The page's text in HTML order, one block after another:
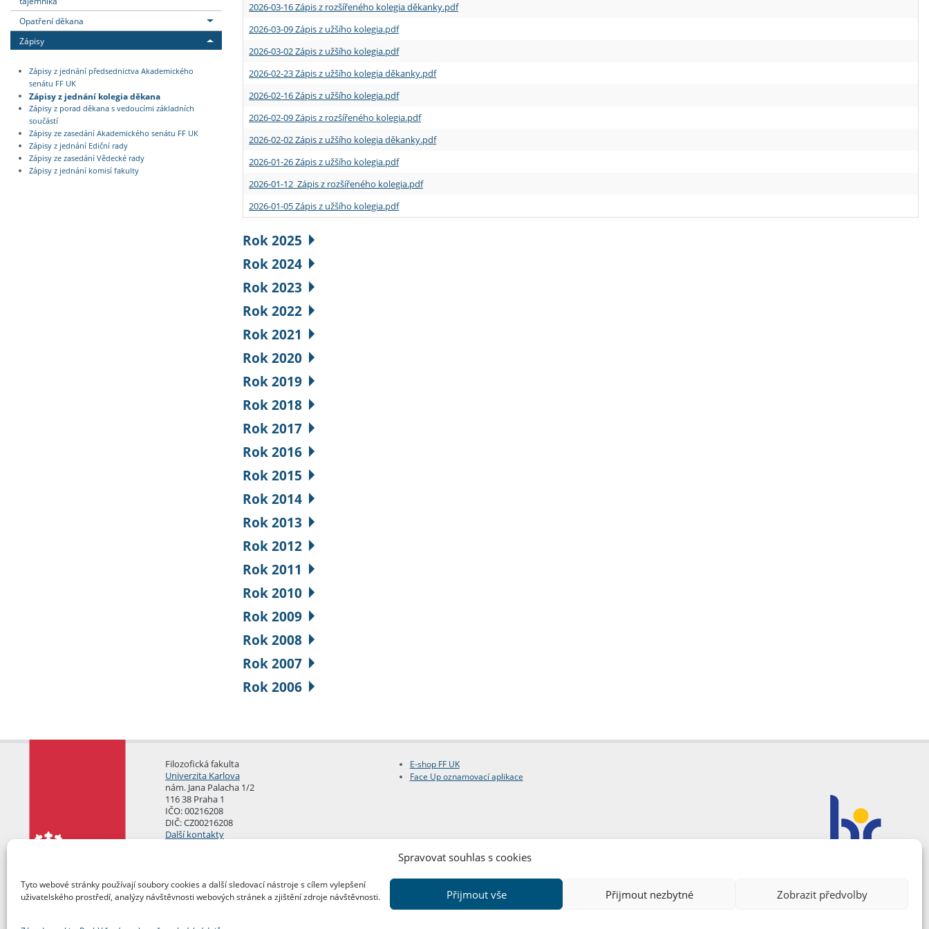
Spravovat souhlas s cookies
Tyto webové stránky používají soubory cookies a další sledovací nástroje s cílem vylepšení
uživatelského prostředí, analýzy návštěvnosti webových stránek a zjištění zdroje návštěvnosti.
Přijmout vše Přijmout nezbytné Zobrazit předvolby
Opatření děkana
Zápisy
Zápisy z jednání předsednictva Akademického
senátu FF UK
Zápisy z jednání kolegia děkana
Zápisy z porad děkana s vedoucími základních
součástí
Zápisy ze zasedání Akademického senátu FF UK
Zápisy z jednání Ediční rady
Zápisy ze zasedání Vědecké rady
Zápisy z jednání komisí fakulty
2026-03-16 Zápis z rozšířeného kolegia děkanky.pdf
2026-03-09 Zápis z užšího kolegia.pdf
2026-03-02 Zápis z užšího kolegia.pdf
2026-02-23 Zápis z užšího kolegia děkanky.pdf
2026-02-16 Zápis z užšího kolegia.pdf
2026-02-09 Zápis z rozšířeného kolegia.pdf
2026-02-02 Zápis z užšího kolegia děkanky.pdf
2026-01-26 Zápis z užšího kolegia.pdf
2026-01-12 Zápis z rozšířeného kolegia.pdf
2026-01-05 Zápis z užšího kolegia.pdf
Rok 2025
Rok 2024
Rok 2023
Rok 2022
Rok 2021
Rok 2020
Rok 2019
Rok 2018
Rok 2017
Rok 2016
Rok 2015
Rok 2014
Rok 2013
Rok 2012
Rok 2011
Rok 2010
Rok 2009
Rok 2008
Rok 2007
Rok 2006
Filozofická fakulta
Univerzita Karlova
nám. Jana Palacha 1/2
116 38 Praha 1
IČO: 00216208
DIČ: CZ00216208
Další kontakty
E-shop FF UK
Face Up oznamovací aplikace